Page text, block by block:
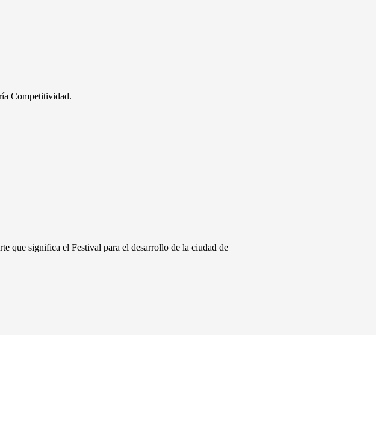
Competitividad.
que significa el Festival para el desarrollo de la ciudad de